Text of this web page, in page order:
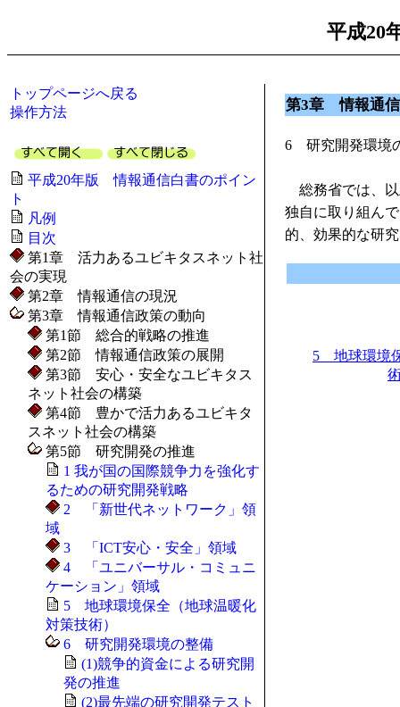
平成20
トップページへ戻る
操作方法
平成20年版 情報通信白書のポイン
ト
凡例
目次
第1章 活力あるユビキタスネット社
会の実現
第2章 情報通信の現況
第3章 情報通信政策の動向
第1節 総合的戦略の推進
第2節 情報通信政策の展開
第3節 安心・安全なユビキタス
ネット社会の構築
第4節 豊かで活力あるユビキタ
スネット社会の構築
第5節 研究開発の推進
1 我が国の国際競争力を強化す
るための研究開発戦略
2 「新世代ネットワーク」領
域
3 「ICT安心・安全」領域
4 「ユニバーサル・コミュニ
ケーション」領域
5 地球環境保全（地球温暖化
対策技術）
6 研究開発環境の整備
(1)競争的資金による研究開
発の推進
(2)最先端の研究開発テスト
第3章 情報通
6 研究開発環境
総務省では、以
独自に取り組ん
的、効果的な研
5 地球環境